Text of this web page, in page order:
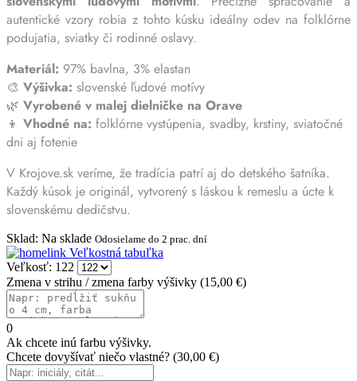
autentické vzory robia z tohto kúsku ideálny odev na folklórne
podujatia, sviatky či rodinné oslavy.
Materiál: 97% bavlna, 3% elastan
🎨 Výšivka: slovenské ľudové motívy
🌿 Vyrobené v malej dielničke na Orave
👦 Vhodné na: folklórne vystúpenia, svadby, krstiny, sviatočné
dni aj fotenie
V Krojove.sk veríme, že tradícia patrí aj do detského šatníka.
Každý kúsok je originál, vytvorený s láskou k remeslu a úcte k
slovenskému dedičstvu.
Sklad: Na sklade Odosielame do 2 prac. dní
Veľkostná tabuľka
Veľkosť: 122
Zmena v strihu / zmena farby výšivky (15,00 €)
0
Ak chcete inú farbu výšivky.
Chcete dovyšívať niečo vlastné? (30,00 €)